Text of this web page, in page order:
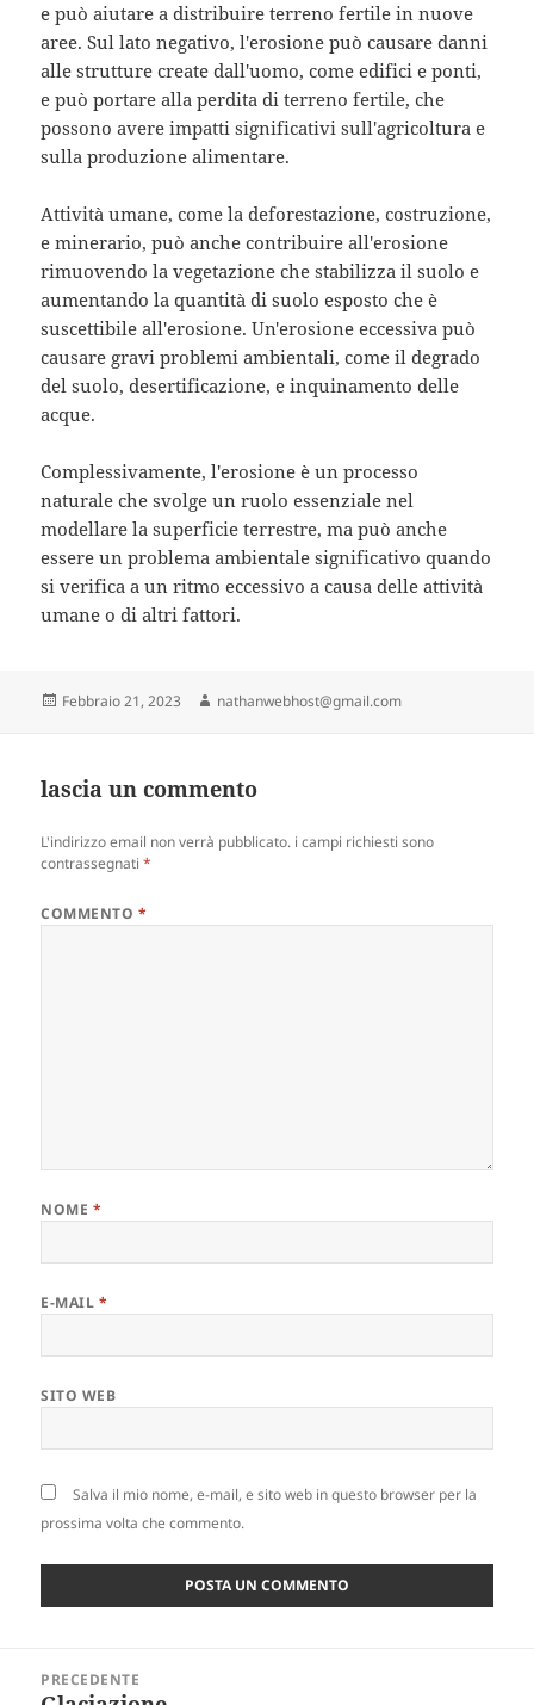
e può aiutare a distribuire terreno fertile in nuove
aree. Sul lato negativo, l'erosione può causare danni
alle strutture create dall'uomo, come edifici e ponti,
e può portare alla perdita di terreno fertile, che
possono avere impatti significativi sull'agricoltura e
sulla produzione alimentare.
Attività umane, come la deforestazione, costruzione,
e minerario, può anche contribuire all'erosione
rimuovendo la vegetazione che stabilizza il suolo e
aumentando la quantità di suolo esposto che è
suscettibile all'erosione. Un'erosione eccessiva può
causare gravi problemi ambientali, come il degrado
del suolo, desertificazione, e inquinamento delle
acque.
Complessivamente, l'erosione è un processo
naturale che svolge un ruolo essenziale nel
modellare la superficie terrestre, ma può anche
essere un problema ambientale significativo quando
si verifica a un ritmo eccessivo a causa delle attività
umane o di altri fattori.
postato
Febbraio 21, 2023 Autore
nathanwebhost@gmail.com
lascia un commento
L'indirizzo email non verrà pubblicato. i campi richiesti sono
contrassegnati*
COMMENTO *
NOME *
E-MAIL *
SITO WEB
Salva il mio nome, e-mail, e sito web in questo browser per la
prossima volta che commento.
navigazione
PRECEDENTE